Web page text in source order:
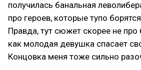
получилась банальная
про героев, которые тупо
Правда, тут сюжет скорее не про
как молодая девушка спасает
Концовка меня тоже сильно